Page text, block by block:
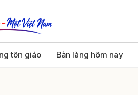
tôn giáo Bản làng hôm nay
Gửi bình luận